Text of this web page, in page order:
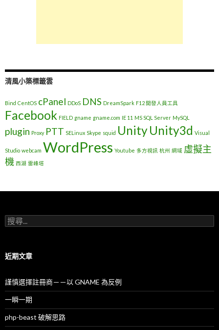
清風小築標籤雲
Bind CentOS cPanel DDoS DNS DreamSpark F12 開發人員工具
Facebook FIELD gname gname.com IE 11 MS SQL Server MySQL
plugin Proxy PTT SELinux Skype squid UnityUnity3d Visual
Studio webcam WordPress Youtube 多方視訊 杭州 網域 虛擬主
機 西湖 雷峰塔
搜
尋
字
近期文章
謹慎選擇註冊商－－以 GNAME 為反例
一瞬一期
php-beast 破解思路